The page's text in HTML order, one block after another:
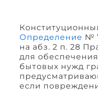
Определение №
на абз. 2 п. 28
для
бытовых нужд
если